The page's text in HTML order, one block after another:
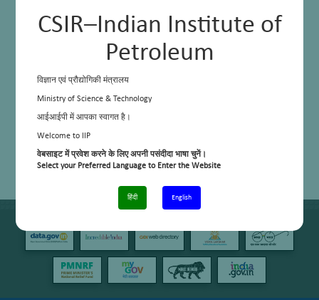
CSIR–Indian Institute of
Petroleum
विज्ञान एवं प्रौद्योगिकी मंत्रालय
Ministry of Science & Technology
आईआईपी में आपका स्वागत है।
Welcome to IIP
वेबसाइट में प्रवेश करने के लिए अपनी पसंदीदा भाषा चुनें।
Select your Preferred Language to Enter the Website
हिंदी English
जीसी